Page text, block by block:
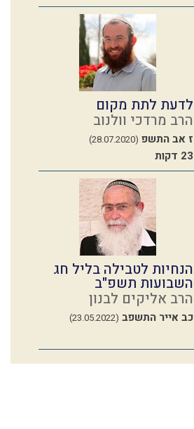
לדעת לתת מקום
הרב מרדכי וולנוב
ז אב התשפ (28.07.2020)
23 דקות
הנחיות לטבילה בליל חג
השבועות תשפ"ב
הרב אליקים לבנון
כב אייר התשפב (23.05.2022)